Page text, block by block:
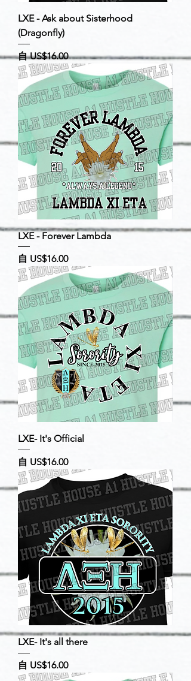
LXE - Ask about Sisterhood
(Dragonfly)
自US$16.00
促銷價格
LXE - Forever Lambda
自 US$16.00
促銷價格
LXE- It's Official
自 US$16.00
促銷價格
LXE- It's all there
自 US$16.00
促銷價格